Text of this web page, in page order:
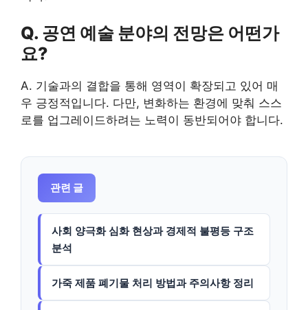
Q. 공연 예술 분야의 전망은 어떤가
요?
A. 기술과의 결합을 통해 영역이 확장되고 있어 매
우 긍정적입니다. 다만, 변화하는 환경에 맞춰 스스
로를 업그레이드하려는 노력이 동반되어야 합니다.
관련 글
사회 양극화 심화 현상과 경제적 불평등 구조
분석
가죽 제품 폐기물 처리 방법과 주의사항 정리